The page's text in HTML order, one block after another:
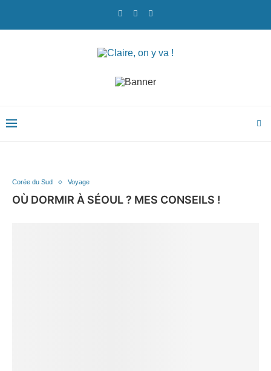
Corée du Sud Voyage
OÙ DORMIR À SÉOUL ? MES CONSEILS !